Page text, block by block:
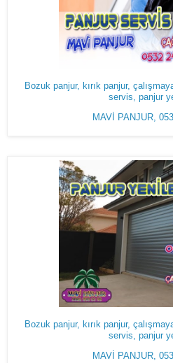
Bozuk panjur, kırık panjur,
servis, panjur
MAVİ PANJUR,
Bozuk panjur, kırık panjur,
servis, panjur
MAVİ PANJUR,